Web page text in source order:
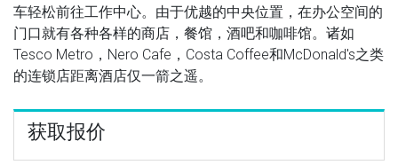
车轻松前往工作中心。由于优越的中央位置，在办公空间的
门口就有各种各样的商店，餐馆，酒吧和咖啡馆。诸如
Tesco Metro，Nero Cafe，Costa Coffee和McDonald's之类
的连锁店距离酒店仅一箭之遥。
获取报价